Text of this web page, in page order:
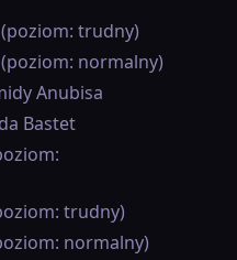
trudny)
normalny)
Anubisa
Bastet
trudny)
normalny)